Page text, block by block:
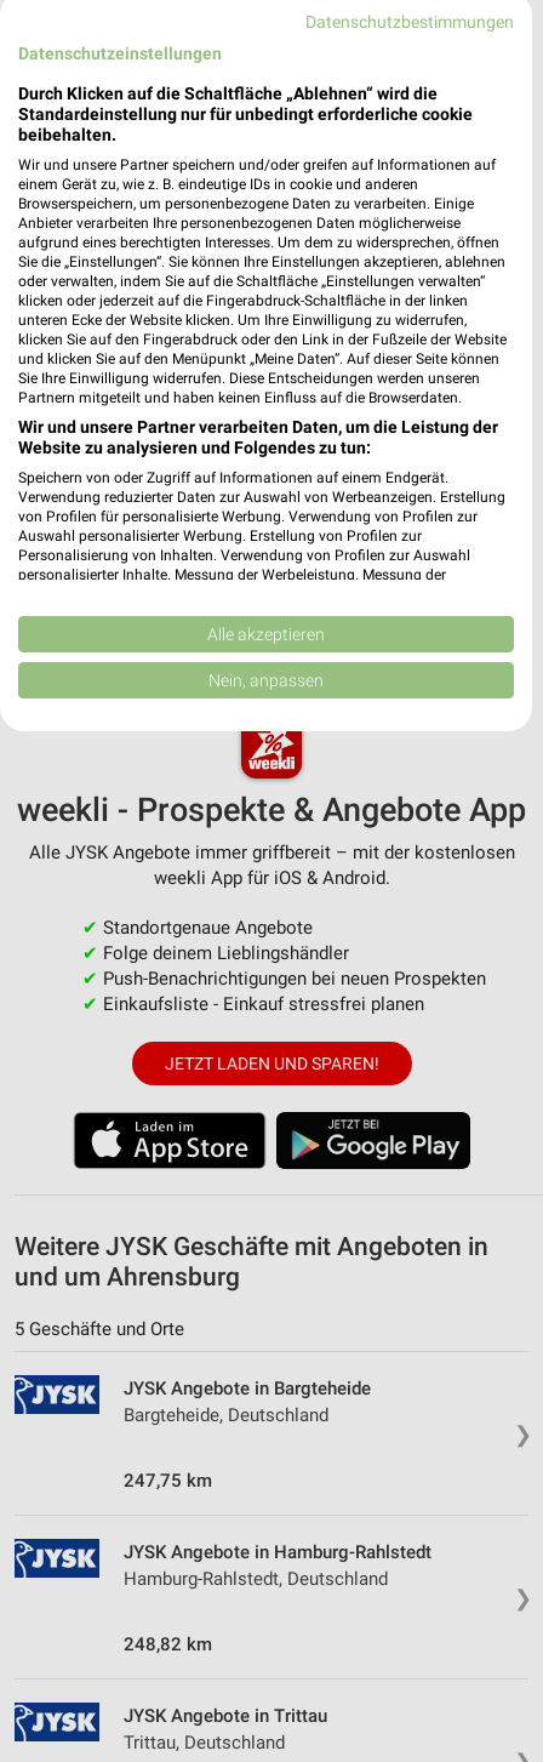
Nächste Filiale
JYSK Ahrensburg
Beimoorweg 12
Heute 10:00 - 19:00 Uhr | Geöffnet
246,79 km • Angebote: 2 Prospekte
Angebote-Kalender für JYSK in
Ahrensburg und Umgebung
Aug.
10 Mo 11Di 12Mi 13Do
JYSK - Gartenabverkauf
JYSK - Spare bis zu 70%
MEHR PROSPEKTE
weekli - Prospekte & Angebote App
Alle JYSK Angebote immer griffbereit – mit der kostenlosen
weekli App für iOS & Android.
✔ Standortgenaue Angebote
✔ Folge deinem Lieblingshändler
✔ Push-Benachrichtigungen bei neuen Prospekten
✔ Einkaufsliste - Einkauf stressfrei planen
JETZT LADEN UND SPAREN!
Weitere JYSK Geschäfte mit Angeboten in
und um Ahrensburg
5 Geschäfte und Orte
❯
JYSK Angebote in Bargteheide
Bargteheide, Deutschland
247,75 km
❯
JYSK Angebote in Hamburg-Rahlstedt
Hamburg-Rahlstedt, Deutschland
248,82 km
JYSK Angebote in Trittau
Trittau, Deutschland
Datenschutzbestimmungen
Datenschutzeinstellungen
Durch Klicken auf die Schaltfläche „Ablehnen“ wird die
Standardeinstellung nur für unbedingt erforderliche cookie
beibehalten.
Wir und unsere Partner speichern und/oder greifen auf Informationen auf
einem Gerät zu, wie z. B. eindeutige IDs in cookie und anderen
Browserspeichern, um personenbezogene Daten zu verarbeiten. Einige
Anbieter verarbeiten Ihre personenbezogenen Daten möglicherweise
aufgrund eines berechtigten Interesses. Um dem zu widersprechen, öffnen
Sie die „Einstellungen“. Sie können Ihre Einstellungen akzeptieren, ablehnen
oder verwalten, indem Sie auf die Schaltfläche „Einstellungen verwalten“
klicken oder jederzeit auf die Fingerabdruck-Schaltfläche in der linken
unteren Ecke der Website klicken. Um Ihre Einwilligung zu widerrufen,
klicken Sie auf den Fingerabdruck oder den Link in der Fußzeile der Website
und klicken Sie auf den Menüpunkt „Meine Daten“. Auf dieser Seite können
Sie Ihre Einwilligung widerrufen. Diese Entscheidungen werden unseren
Partnern mitgeteilt und haben keinen Einfluss auf die Browserdaten.
Wir und unsere Partner verarbeiten Daten, um die Leistung der
Website zu analysieren und Folgendes zu tun:
Speichern von oder Zugriff auf Informationen auf einem Endgerät.
Verwendung reduzierter Daten zur Auswahl von Werbeanzeigen. Erstellung
von Profilen für personalisierte Werbung. Verwendung von Profilen zur
Auswahl personalisierter Werbung. Erstellung von Profilen zur
Personalisierung von Inhalten. Verwendung von Profilen zur Auswahl
personalisierter Inhalte. Messung der Werbeleistung. Messung der
Kombinationen von Daten aus verschiedenen Quellen. Entwicklung und
Verbesserung der Angebote. Verwendung reduzierter Daten zur Auswahl
von Inhalten.
Daten können außerhalb der Europäischen Union weitergegeben und in die
Website/App.
Partnerliste anzeigen (1 IAB-Anbieter)
Wir nutzen Ihre Daten für folgende Zwecke:
Speichern von oder Zugriff auf Informationen
auf einem Endgerät
Verwendung reduzierter Daten zur Auswahl von
Werbeanzeigen
Erstellung von Profilen für personalisierte
Verwendung von Profilen zur Auswahl
Erstellung von Profilen zur Personalisierung
von Inhalten
personalisierter Inhalte
Messung der Werbeleistung
Messung der Performance von Inhalten
Analyse von Zielgruppen durch Statistiken oder
Kombinationen von Daten aus verschiedenen
Entwicklung und Verbesserung der Angebote
Inhalten
IAB-Besonderheiten:
Nicht-IAB-Verarbeitungszwecke:
Alle akzeptieren
Nein, anpassen